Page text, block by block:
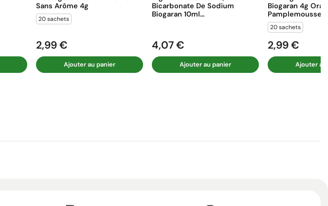
Sans Arôme 4g
20 sachets
Prix
2,99 €
Ajouter au panier
Bicarbonate De Sodium
Biogaran 10ml...
Prix
4,07 €
Ajouter au panier
Biogaran 4g
Pamplemousse...
20 sachets
Prix
2,99 €
Ajouter au